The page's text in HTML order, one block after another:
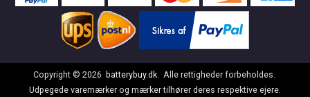
Copyright © 2026 batterybuy.dk. Alle rettigheder forbeholdes.
Udpegede varemærker og mærker tilhører deres respektive ejere.